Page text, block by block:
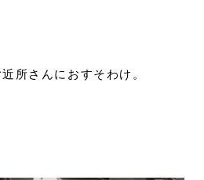
所さんにおすそわけ。